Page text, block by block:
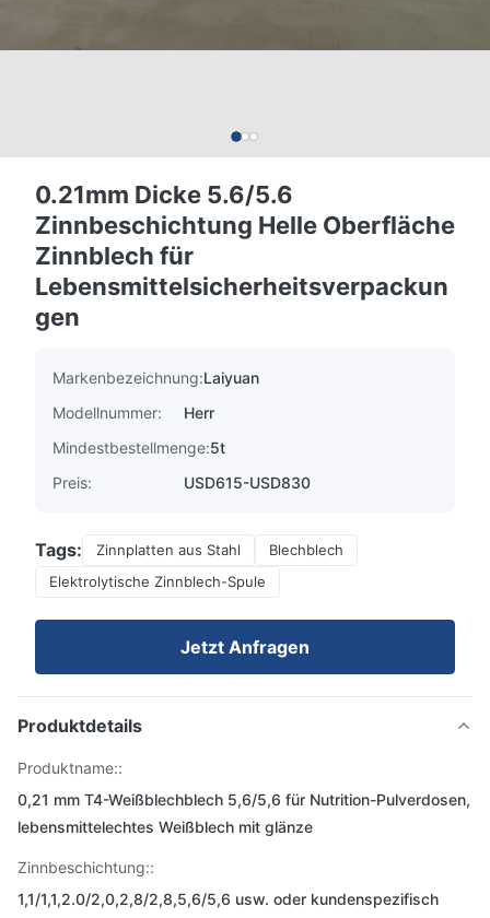
0.21mm Dicke 5.6/5.6
Zinnbeschichtung Helle Oberfläche
Zinnblech für
Lebensmittelsicherheitsverpackun
gen
Markenbezeichnung:Laiyuan
Modellnummer:
Herr
Mindestbestellmenge:5t
Preis:
USD615-USD830
Tags: Zinnplatten aus Stahl
Blechblech
Elektrolytische Zinnblech-Spule
Jetzt Anfragen
Produktdetails
Produktname::
0,21 mm T4-Weißblechblech 5,6/5,6 für Nutrition-Pulverdosen,
lebensmittelechtes Weißblech mit glänze
Zinnbeschichtung::
1,1/1,1,2.0/2,0,2,8/2,8,5,6/5,6 usw. oder kundenspezifisch